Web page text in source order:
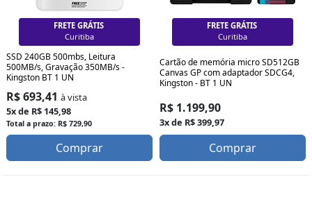
FRETE GRÁTIS
Curitiba
SSD 240GB 500mbs, Leitura
500MB/s, Gravação 350MB/s -
Kingston BT 1 UN
R$ 693,41 à vista
5x de R$ 145,98
Total a prazo: R$ 729,90
Comprar
FRETE GRÁTIS
Curitiba
Cartão de memória micro SD512GB
Canvas GP com adaptador SDCG4,
Kingston - BT 1 UN
R$ 1.199,90
3x de R$ 399,97
Comprar